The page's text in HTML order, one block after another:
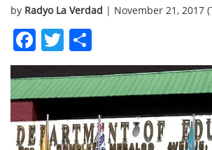
by Radyo La Verdad | November 21, 2017
Facebook
Twitter